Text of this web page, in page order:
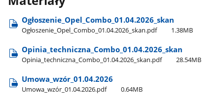
Ogłoszenie​_Opel​_Combo​_01.04.2026​_skan
Ogłoszenie​_Opel​_Combo​_01.04.2026​_skan.pdf 1.38MB
Opinia​_techniczna​_Combo​_01.04.2026​_skan
Opinia​_techniczna​_Combo​_01.04.2026​_skan.pdf 28.54MB
Umowa​_wzór​_01.04.2026
Umowa​_wzór​_01.04.2026.pdf 0.64MB